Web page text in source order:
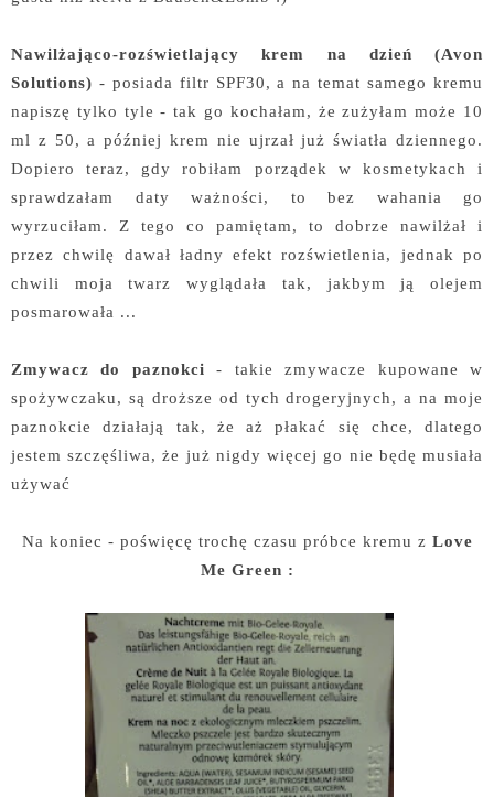
Nawilżająco-rozświetlający krem na dzień (Avon
Solutions) - posiada filtr SPF30, a na temat samego kremu
napiszę tylko tyle - tak go kochałam, że zużyłam może 10
ml z 50, a później krem nie ujrzał już światła dziennego.
Dopiero teraz, gdy robiłam porządek w kosmetykach i
sprawdzałam daty ważności, to bez wahania go
wyrzuciłam. Z tego co pamiętam, to dobrze nawilżał i
przez chwilę dawał ładny efekt rozświetlenia, jednak po
chwili moja twarz wyglądała tak, jakbym ją olejem
posmarowała ...
Zmywacz do paznokci - takie zmywacze kupowane w
spożywczaku, są droższe od tych drogeryjnych, a na moje
paznokcie działają tak, że aż płakać się chce, dlatego
jestem szczęśliwa, że już nigdy więcej go nie będę musiała
używać
Na koniec - poświęcę trochę czasu próbce kremu z Love
Me Green :